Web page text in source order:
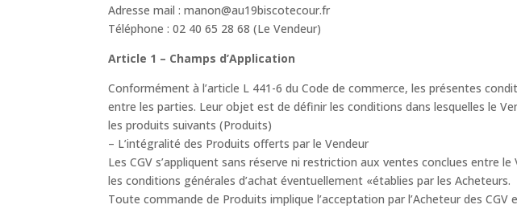
Adresse mail : manon@au19biscotecour.fr
Téléphone : 02 40 65 28 68 (Le Vendeur)
Article 1 – Champs d’Application
Conformément à l’article L 441-6 du Code de commerce, les présentes
entre les parties. Leur objet est de définir les conditions dans lesquelles le
les produits suivants (Produits)
– L’intégralité des Produits offerts par le Vendeur
Les CGV s’appliquent sans réserve ni restriction aux ventes conclues entre
les conditions générales d’achat éventuellement «établies par les Acheteurs.
Toute commande de Produits implique l’acceptation par l’Acheteur des